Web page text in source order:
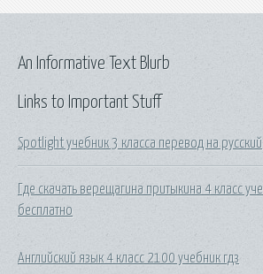
Links to Important Stuff
Spotlight учебник 3 класса перевод на русский
Где скачать верещагина притыкина 4 класс
бесплатно
Английский язык 4 класс 2100 учебник гдз
An Informative Text Blurb